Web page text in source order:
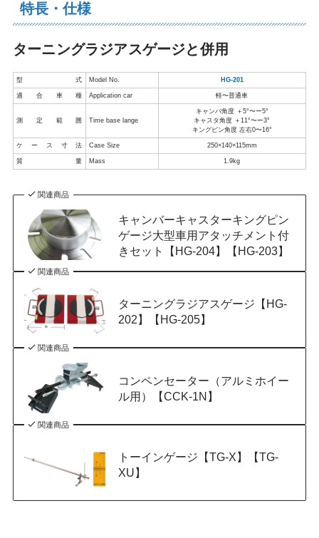
特長・仕様
ターニングラジアスゲージと併用
型 式 Model No. HG-201
適合車種 Application car 軽〜普通車
測定範囲 Time base lange
キャンバ角度 ＋5°〜ー5°
キャスタ角度 ＋11°〜ー3°
キングピン角度 左右0〜16°
ケース寸法 Case Size 250×140×115mm
質 量 Mass 1.9kg
関連商品
キャンバーキャスターキングピン
ゲージ大型車用アタッチメント付
きセット【HG-204】【HG-203】
関連商品
ターニングラジアスゲージ【HG-
202】【HG-205】
関連商品
コンペンセーター（アルミホイー
ル用）【CCK-1N】
関連商品
トーインゲージ【TG-X】【TG-
XU】